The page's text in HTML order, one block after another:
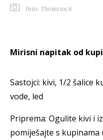
foto: Thinkstock
Mirisni napitak od
Sastojci: kivi, 1/2 šalice
vode, led
Priprema: Ogulite kivi i
pomiješajte s kupinama